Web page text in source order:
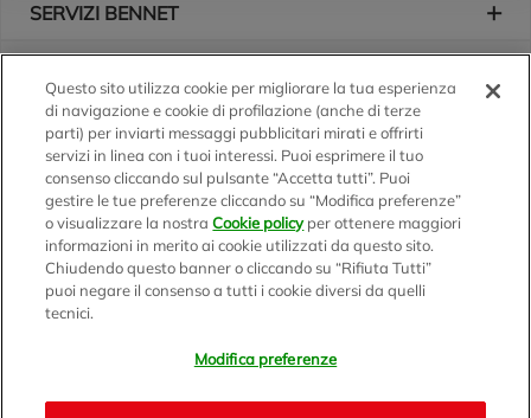
SERVIZI BENNET
Logo Bennet
Seguici sui nostri canali
Scarica l'app
Questo sito utilizza cookie per migliorare la tua esperienza
di navigazione e cookie di profilazione (anche di terze
parti) per inviarti messaggi pubblicitari mirati e offrirti
servizi in linea con i tuoi interessi. Puoi esprimere il tuo
consenso cliccando sul pulsante “Accetta tutti”. Puoi
gestire le tue preferenze cliccando su “Modifica preferenze”
o visualizzare la nostraCookie policyper ottenere maggiori
informazioni in merito ai cookie utilizzati da questo sito.
Chiudendo questo banner o cliccando su “Rifiuta Tutti”
puoi negare il consenso a tutti i cookie diversi da quelli
tecnici.
Modifica preferenze